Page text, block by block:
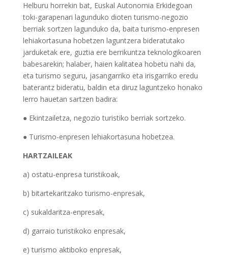
Helburu horrekin bat, Euskal Autonomia Erkidegoan
toki-garapenari lagunduko dioten turismo-negozio
berriak sortzen lagunduko da, baita turismo-enpresen
lehiakortasuna hobetzen laguntzera bideratutako
jarduketak ere, guztia ere berrikuntza teknologikoaren
babesarekin; halaber, haien kalitatea hobetu nahi da,
eta turismo seguru, jasangarriko eta irisgarriko eredu
baterantz bideratu, baldin eta diruz laguntzeko honako
lerro hauetan sartzen badira:
● Ekintzailetza, negozio turistiko berriak sortzeko.
● Turismo-enpresen lehiakortasuna hobetzea.
HARTZAILEAK
a) ostatu-enpresa turistikoak,
b) bitartekaritzako turismo-enpresak,
c) sukaldaritza-enpresak,
d) garraio turistikoko enpresak,
e) turismo aktiboko enpresak,